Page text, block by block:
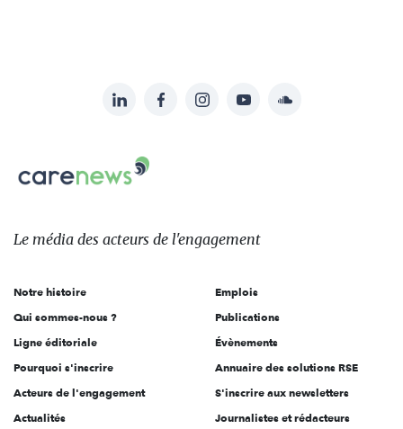
sur:
LinkedInFacebookInstagramYouTubeSoundcloud
Le
des
l'engagement
Le média des acteurs de l'engagement
Notre histoire
Qui sommes-nous ?
Ligne éditoriale
Pourquoi s'inscrire
Acteurs de l'engagement
Actualités
Emplois
Publications
Évènements
Annuaire des solutions RSE
S'inscrire aux newsletters
Journalistes et rédacteurs